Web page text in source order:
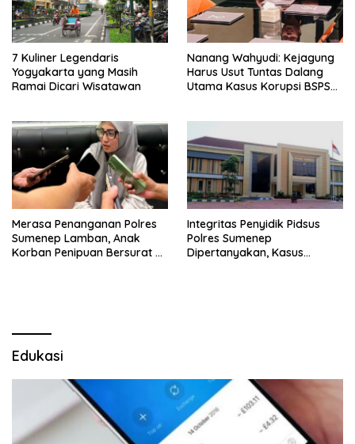
7 Kuliner Legendaris
Yogyakarta yang Masih
Ramai Dicari Wisatawan
Nanang Wahyudi: Kejagung
Harus Usut Tuntas Dalang
Utama Kasus Korupsi BSPS
Merasa Penanganan Polres
Sumenep Lamban, Anak
Korban Penipuan Bersurat ke
Integritas Penyidik Pidsus
Polres Sumenep
Dipertanyakan, Kasus
Edukasi